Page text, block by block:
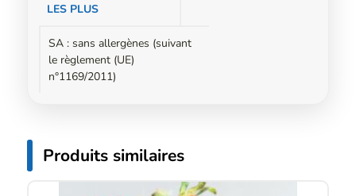
LES PLUS
SA : sans allergènes (suivant
le règlement (UE)
n°1169/2011)
Produits similaires